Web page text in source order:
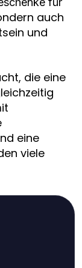
auch
und
die eine
eine
viele